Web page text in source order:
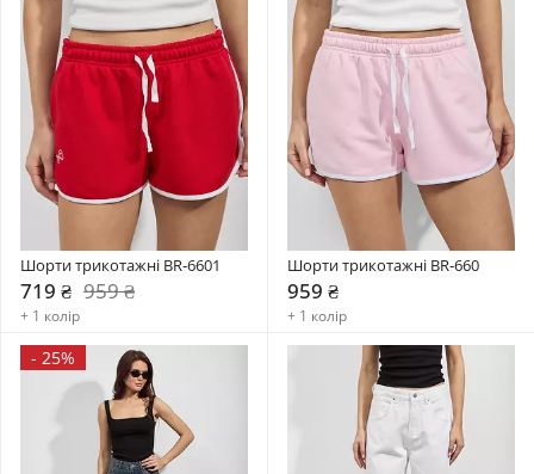
Шорти трикотажні BR-6601
719 ₴ 959 ₴
+ 1 колір
Шорти трикотажні BR-660
959 ₴
+ 1 колір
- 25%